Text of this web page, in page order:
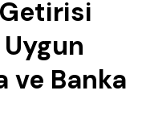
ve Banka